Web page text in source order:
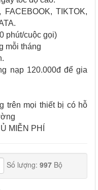
TIKTOK,
phút/cuộc gọi)
mỗi tháng
nạp 120.000đ để gia
trên mọi thiết bị có hỗ
MIỄN PHÍ
Số lượng: 997Bộ